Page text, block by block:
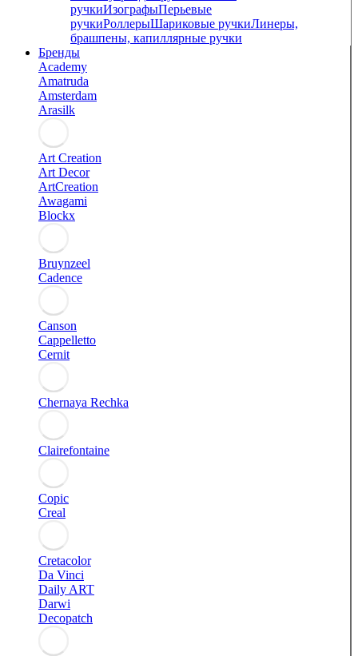
ручкиИзографыПерьевые
ручкиРоллерыШариковые ручкиЛинеры,
брашпены, капиллярные ручки
Бренды
Academy
Amatruda
Amsterdam
Arasilk
Art Creation
Art Decor
ArtCreation
Awagami
Blockx
Bruynzeel
Cadence
Canson
Cappelletto
Cernit
Chernaya Rechka
Clairefontaine
Copic
Creal
Cretacolor
Da Vinci
Daily ART
Darwi
Decopatch